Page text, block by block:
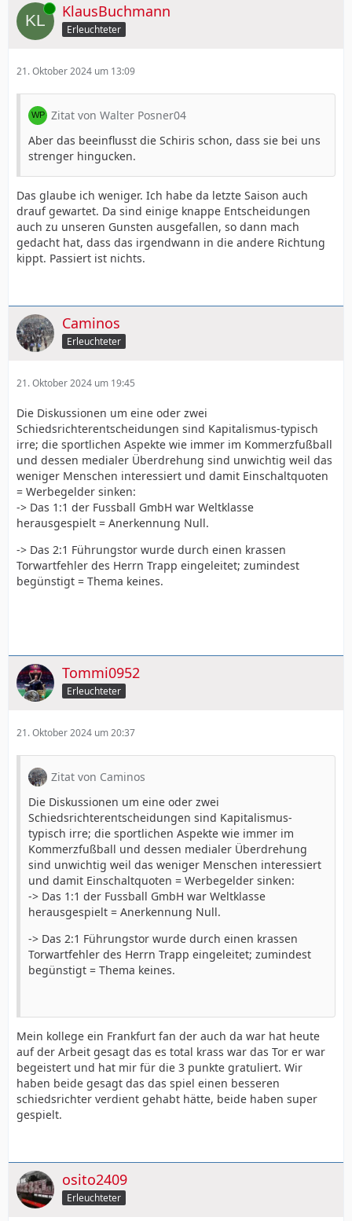
Online KlausBuchmann
Erleuchteter
21. Oktober 2024 um 13:09
Zitat von Walter Posner04
Aber das beeinflusst die Schiris schon, dass sie bei uns
strenger hingucken.
Das glaube ich weniger. Ich habe da letzte Saison auch
drauf gewartet. Da sind einige knappe Entscheidungen
auch zu unseren Gunsten ausgefallen, so dann mach
gedacht hat, dass das irgendwann in die andere Richtung
kippt. Passiert ist nichts.
Caminos
Erleuchteter
21. Oktober 2024 um 19:45
Die Diskussionen um eine oder zwei
Schiedsrichterentscheidungen sind Kapitalismus-typisch
irre; die sportlichen Aspekte wie immer im Kommerzfußball
und dessen medialer Überdrehung sind unwichtig weil das
weniger Menschen interessiert und damit Einschaltquoten
= Werbegelder sinken:
-> Das 1:1 der Fussball GmbH war Weltklasse
herausgespielt = Anerkennung Null.
-> Das 2:1 Führungstor wurde durch einen krassen
Torwartfehler des Herrn Trapp eingeleitet; zumindest
begünstigt = Thema keines.
Tommi0952
Erleuchteter
21. Oktober 2024 um 20:37
Zitat von Caminos
Die Diskussionen um eine oder zwei
Schiedsrichterentscheidungen sind Kapitalismus-
typisch irre; die sportlichen Aspekte wie immer im
Kommerzfußball und dessen medialer Überdrehung
sind unwichtig weil das weniger Menschen interessiert
und damit Einschaltquoten = Werbegelder sinken:
-> Das 1:1 der Fussball GmbH war Weltklasse
herausgespielt = Anerkennung Null.
-> Das 2:1 Führungstor wurde durch einen krassen
Torwartfehler des Herrn Trapp eingeleitet; zumindest
begünstigt = Thema keines.
Mein kollege ein Frankfurt fan der auch da war hat heute
auf der Arbeit gesagt das es total krass war das Tor er war
begeistert und hat mir für die 3 punkte gratuliert. Wir
haben beide gesagt das das spiel einen besseren
schiedsrichter verdient gehabt hätte, beide haben super
gespielt.
osito2409
Erleuchteter